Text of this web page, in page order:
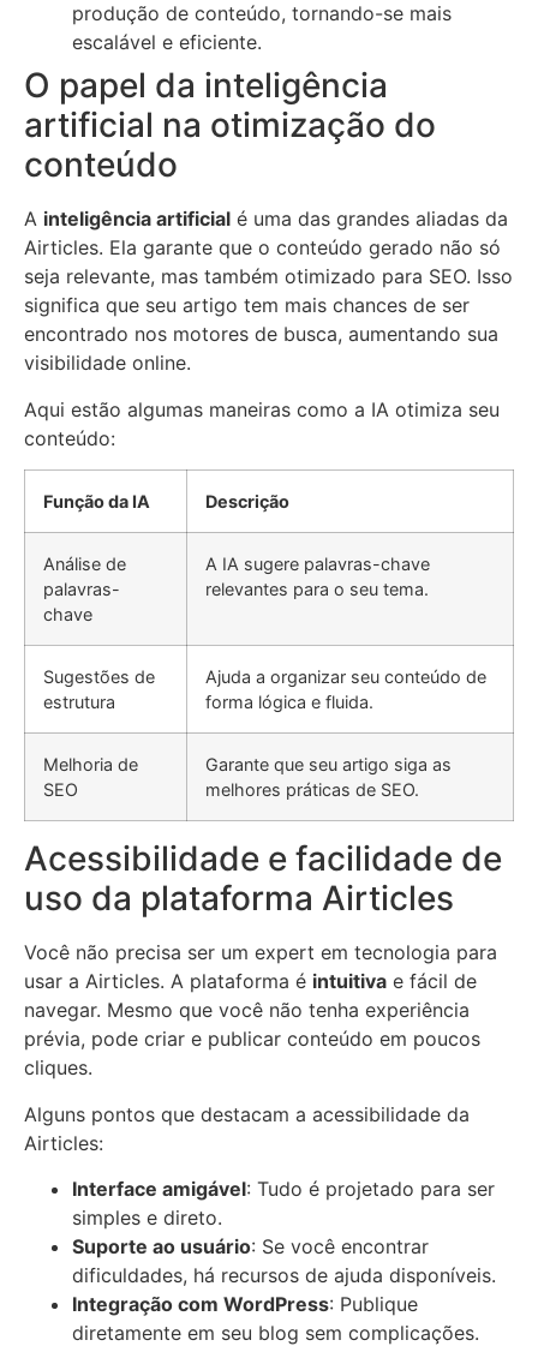
produção de conteúdo, tornando-se mais
escalável e eficiente.
O papel da inteligência
artificial na otimização do
conteúdo
A inteligência artificial é uma das grandes aliadas da
Airticles. Ela garante que o conteúdo gerado não só
seja relevante, mas também otimizado para SEO. Isso
significa que seu artigo tem mais chances de ser
encontrado nos motores de busca, aumentando sua
visibilidade online.
Aqui estão algumas maneiras como a IA otimiza seu
conteúdo:
Função da IA Descrição
Análise de
palavras-
chave
A IA sugere palavras-chave
relevantes para o seu tema.
Sugestões de
estrutura
Ajuda a organizar seu conteúdo de
forma lógica e fluida.
Melhoria de
SEO
Garante que seu artigo siga as
melhores práticas de SEO.
Acessibilidade e facilidade de
uso da plataforma Airticles
Você não precisa ser um expert em tecnologia para
usar a Airticles. A plataforma é intuitiva e fácil de
navegar. Mesmo que você não tenha experiência
prévia, pode criar e publicar conteúdo em poucos
cliques.
Alguns pontos que destacam a acessibilidade da
Airticles:
Interface amigável: Tudo é projetado para ser
simples e direto.
Suporte ao usuário: Se você encontrar
dificuldades, há recursos de ajuda disponíveis.
Integração com WordPress: Publique
diretamente em seu blog sem complicações.